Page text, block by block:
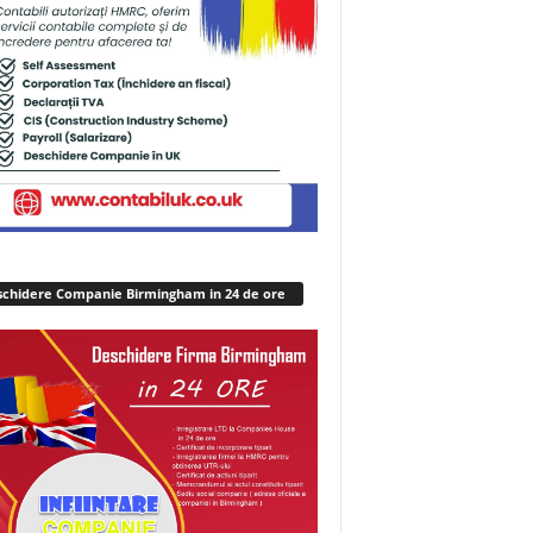
Companie Birmingham in 24 de ore